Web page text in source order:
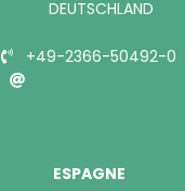
DEUTSCHLAND
+49-2366-50492-0
ESPAGNE